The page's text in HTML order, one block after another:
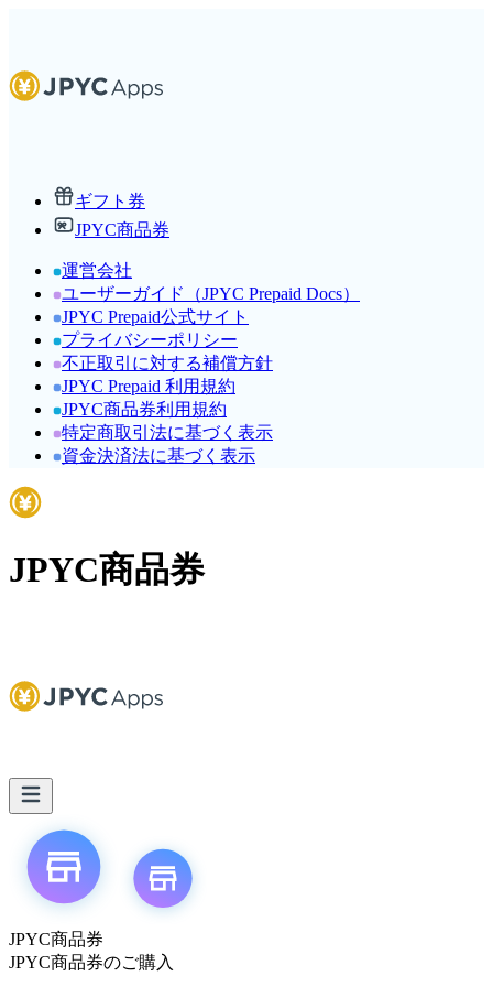
ギフト券
JPYC商品券
運営会社
ユーザーガイド（JPYC Prepaid Docs）
JPYC Prepaid公式サイト
プライバシーポリシー
不正取引に対する補償方針
JPYC Prepaid 利用規約
JPYC商品券利用規約
特定商取引法に基づく表示
資金決済法に基づく表示
JPYC商品券
JPYC商品券
JPYC商品券のご購入